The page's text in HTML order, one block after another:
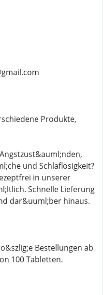
Produkte,
und Schlaflosigkeit?
in unserer
Schnelle Lieferung
dar&uuml;ber hinaus.
Bestellungen ab
100 Tabletten.